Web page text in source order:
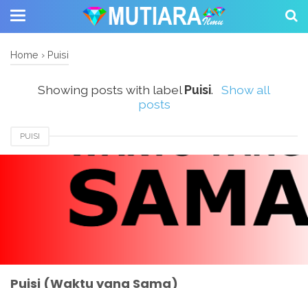
Home › Puisi
Showing posts with labelPuisi.
Show all
posts
PUISI
Puisi (Waktu yang Sama)